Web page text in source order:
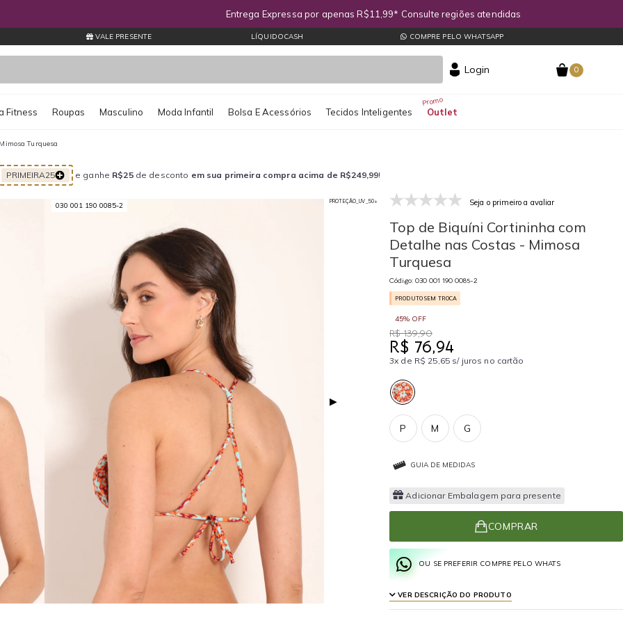
Entrega Expressa por apenas R$11,99* Consulte regiões atendidas
VALE PRESENTE LÍQUIDOCASH COMPRE PELO WHATSAPP
Login 0
Bolsa E Acessórios
Masculino Moda Infantil
Roupas
Fitness Outlet
Tecidos Inteligentes
Turquesa
PRIMEIRA25 e ganhe R$25de desconto em sua primeira compra acima de R$249,99!
030 001 190 0085-2 030 001 190 0085-2
▶
Seja o primeiro a avaliar
PROTEÇÃO_UV_50+
Top de Biquíni Cortininha com
Detalhe nas Costas - Mimosa
Turquesa
Código: 030 001 190 0085-2
PRODUTO SEM TROCA
45% OFF
R$ 139,90
R$ 76,94
3x de R$ 25,65 s/ juros no cartão
G
M
P
GUIA DE MEDIDAS
Adicionar Embalagem para presente
COMPRAR
OU SE PREFERIR COMPRE PELO WHATS
VER DESCRIÇÃO DO PRODUTO